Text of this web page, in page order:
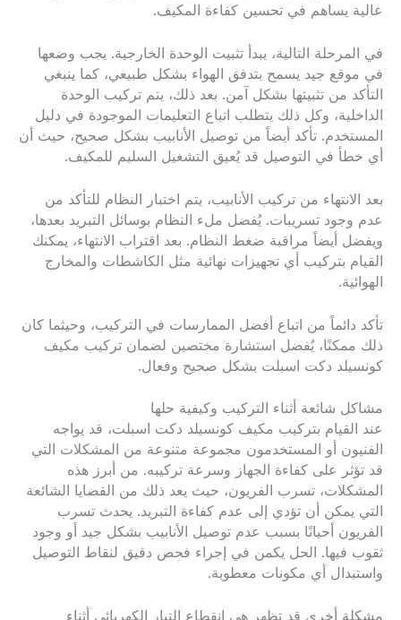
عالية يساهم في تحسين كفاءة المكيف.
في المرحلة التالية، يبدأ تثبيت الوحدة الخارجية. يجب وضعها
في موقع جيد يسمح بتدفق الهواء بشكل طبيعي، كما ينبغي
التأكد من تثبيتها بشكل آمن. بعد ذلك، يتم تركيب الوحدة
الداخلية، وكل ذلك يتطلب اتباع التعليمات الموجودة في دليل
المستخدم. تأكد أيضاً من توصيل الأنابيب بشكل صحيح، حيث أن
أي خطأ في التوصيل قد يُعيق التشغيل السليم للمكيف.
بعد الانتهاء من تركيب الأنابيب، يتم اختبار النظام للتأكد من
عدم وجود تسريبات. يُفضل ملء النظام بوسائل التبريد بعدها،
ويفضل أيضاً مراقبة ضغط النظام. بعد اقتراب الانتهاء، يمكنك
القيام بتركيب أي تجهيزات نهائية مثل الكاشطات والمخارج
الهوائية.
تأكد دائماً من اتباع أفضل الممارسات في التركيب، وحيثما كان
ذلك ممكنًا، يُفضل استشارة مختصين لضمان تركيب مكيف
كونسيلد دكت اسبلت بشكل صحيح وفعال.
مشاكل شائعة أثناء التركيب وكيفية حلها
عند القيام بتركيب مكيف كونسيلد دكت اسبلت، قد يواجه
الفنيون أو المستخدمون مجموعة متنوعة من المشكلات التي
قد تؤثر على كفاءة الجهاز وسرعة تركيبه. من أبرز هذه
المشكلات، تسرب الفريون، حيث يعد ذلك من القضايا الشائعة
التي يمكن أن تؤدي إلى عدم كفاءة التبريد. يحدث تسرب
الفريون أحيانًا بسبب عدم توصيل الأنابيب بشكل جيد أو وجود
ثقوب فيها. الحل يكمن في إجراء فحص دقيق لنقاط التوصيل
واستبدال أي مكونات معطوبة.
مشكلة أخرى قد تظهر هي انقطاع التيار الكهربائي أثناء